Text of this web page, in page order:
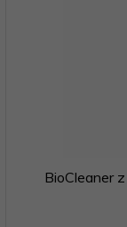
BioCleaner